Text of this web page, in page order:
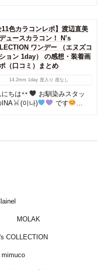
11色カラコンレポ】渡辺直美
ュースカラコン！ N’s
ワンデー （エヌズコ
ョン 1day） の感想・装着画
（口コミ）まとめ
14.2mm 1day 度入り 度なし
にちは
お馴染みスタッ
INA
(이나) です ...
MOLAK
COLLECTION
mimuco